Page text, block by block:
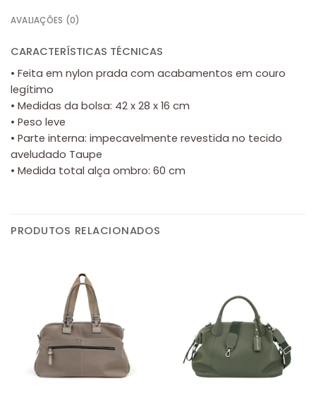
AVALIAÇÕES (0)
CARACTERÍSTICAS TÉCNICAS
• Feita em nylon prada com acabamentos em couro
legítimo
• Medidas da bolsa: 42 x 28 x 16 cm
• Peso leve
• Parte interna: impecavelmente revestida no tecido
aveludado Taupe
• Medida total alça ombro: 60 cm
PRODUTOS RELACIONADOS